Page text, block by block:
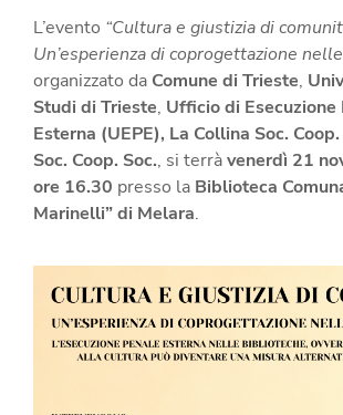
L’evento “Cultura e giustizia di
Un’esperienza di coprogettazione
organizzato da Comune di Trieste,
Studi di Trieste, Ufficio di Esecuzione
Esterna (UEPE), La Collina Soc. Coop.
Soc. Coop. Soc., si terràvenerdì 21
ore 16.30 presso la Biblioteca
Marinelli” di Melara.